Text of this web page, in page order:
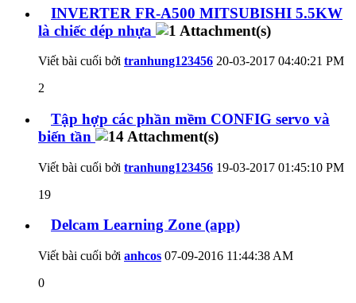
INVERTER FR-A500 MITSUBISHI 5.5KW
là chiếc dép nhựa
Viết bài cuối bởi tranhung123456 20-03-2017 04:40:21 PM
2
Tập hợp các phần mềm CONFIG servo và
biến tần
Viết bài cuối bởi tranhung123456 19-03-2017 01:45:10 PM
19
Delcam Learning Zone (app)
Viết bài cuối bởi anhcos 07-09-2016 11:44:38 AM
0